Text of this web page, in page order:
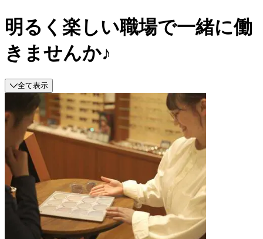
明るく楽しい職場で一緒に働
きませんか♪
全て表示